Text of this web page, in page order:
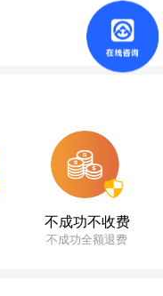
不成功不收费
不成功全额退费